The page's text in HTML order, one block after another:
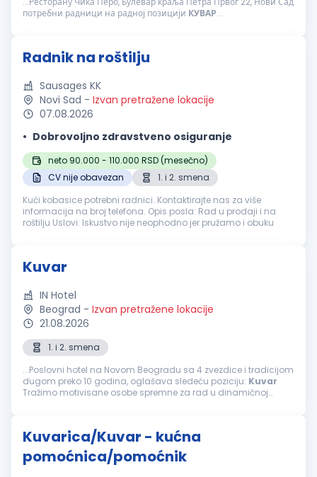
потребни радници на радној позицији КУВАР...
Radnik na roštilju
Sausages KK
Novi Sad - Izvan pretražene lokacije
07.08.2026
Dobrovoljno zdravstveno osiguranje
neto 90.000 - 110.000 RSD (mesečno)
CV nije obavezan
1. i 2. smena
Kući kobasice potrebni radnici. Kontaktirajte nas za više
informacija na broj telefona. Opis posla: Rad u prodaji i na
roštilju Uslovi: Iskustvo nije neophodno jer pružamo i obuku
Kuvar
IN Hotel
Beograd - Izvan pretražene lokacije
21.08.2026
1. i 2. smena
...Poslovni hotel na Novom Beogradu sa 4 zvezdice i tradicijom
dugom preko 10 godina, oglašava sledeću poziciju: Kuvar
Tražimo motivisane osobe spremne za rad u dinamičnoj
Kuvarica/Kuvar - kućna
pomoćnica/pomoćnik